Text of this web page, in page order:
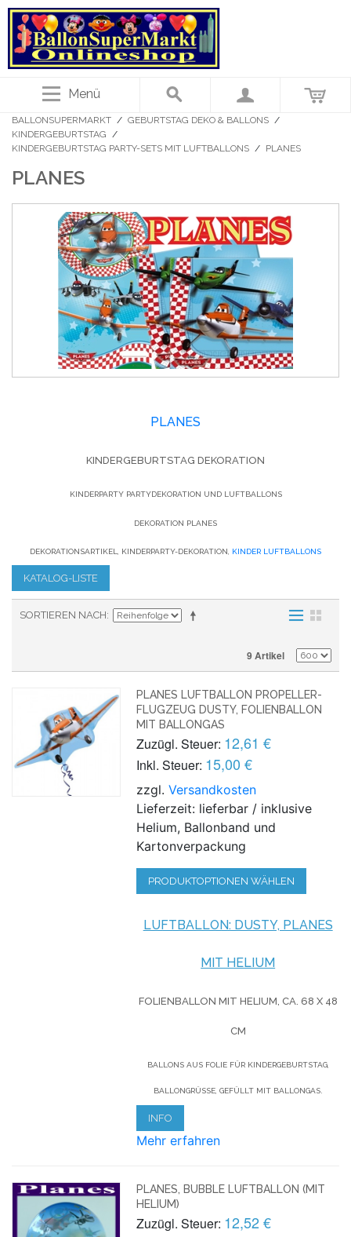
Menü
BALLONSUPERMARKT / GEBURTSTAG DEKO & BALLONS /
KINDERGEBURTSTAG /
KINDERGEBURTSTAG PARTY-SETS MIT LUFTBALLONS / PLANES
PLANES
PLANES
KINDERGEBURTSTAG DEKORATION
KINDERPARTY PARTYDEKORATION UND LUFTBALLONS
DEKORATION PLANES
DEKORATIONSARTIKEL, KINDERPARTY-DEKORATION, KINDER LUFTBALLONS
KATALOG-LISTE
SORTIEREN NACH
9 Artikel
PLANES LUFTBALLON PROPELLER-
FLUGZEUG DUSTY, FOLIENBALLON
MIT BALLONGAS
Zuzügl. Steuer: 12,61 €
Inkl. Steuer: 15,00 €
zzgl.Versandkosten
Lieferzeit: lieferbar / inklusive
Helium, Ballonband und
Kartonverpackung
PRODUKTOPTIONEN WÄHLEN
LUFTBALLON: DUSTY, PLANES
MIT HELIUM
FOLIENBALLON MIT HELIUM, CA. 68 X 48
CM
BALLONS AUS FOLIE FÜR KINDERGEBURTSTAG,
BALLONGRÜSSE, GEFÜLLT MIT BALLONGAS.
INFO
Mehr erfahren
PLANES, BUBBLE LUFTBALLON (MIT
HELIUM)
Zuzügl. Steuer: 12,52 €